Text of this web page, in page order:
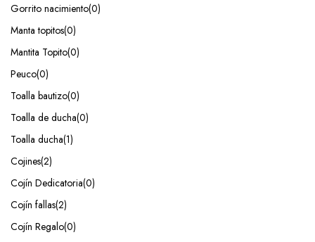
Gorrito nacimiento(0)
Manta topitos(0)
Mantita Topito(0)
Peuco(0)
Toalla bautizo(0)
Toalla de ducha(0)
Toalla ducha(1)
Cojines(2)
Cojín Dedicatoria(0)
Cojín fallas(2)
Cojín Regalo(0)